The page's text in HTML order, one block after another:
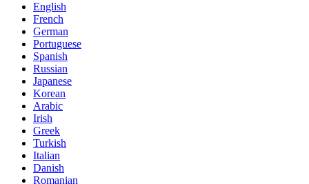
English
French
German
Portuguese
Spanish
Russian
Japanese
Korean
Arabic
Irish
Greek
Turkish
Italian
Danish
Romanian